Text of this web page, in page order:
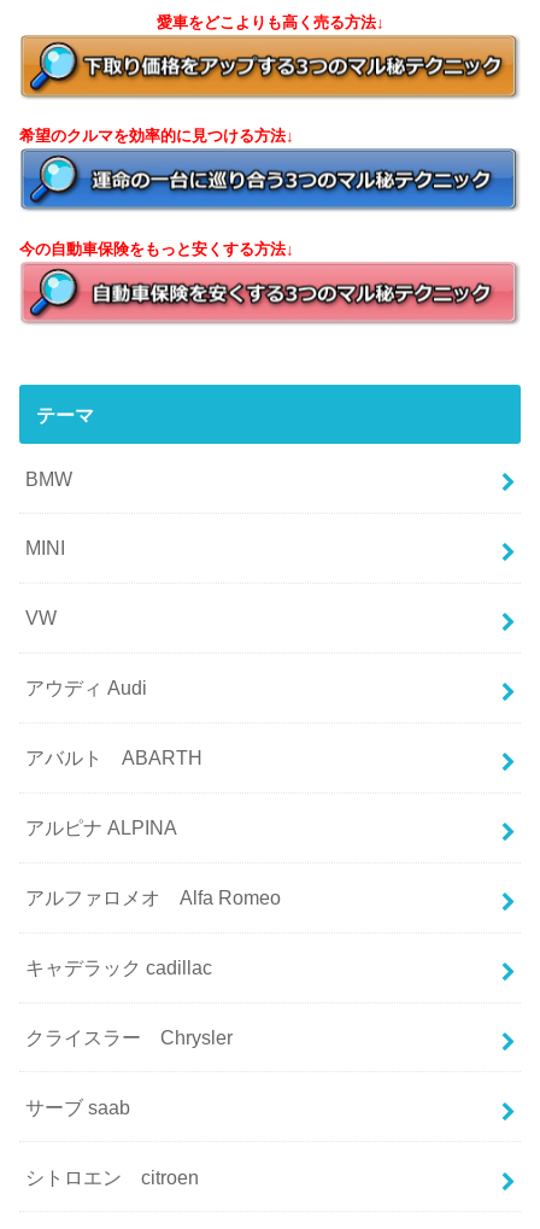
愛車をどこよりも高く売る方法↓
希望のクルマを効率的に見つける方法↓
今の自動車保険をもっと安くする方法↓
テーマ
BMW
MINI
VW
アウディ Audi
アバルト ABARTH
アルピナ ALPINA
アルファロメオ Alfa Romeo
キャデラック cadillac
クライスラー Chrysler
サーブ saab
シトロエン citroen